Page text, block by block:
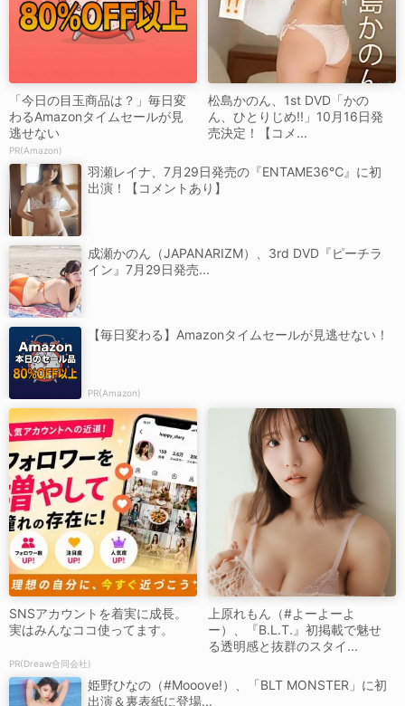
「今日の目玉商品は？」毎日変
わるAmazonタイムセールが見
逃せない
PR(Amazon)
松島かのん、1st DVD「かの
ん、ひとりじめ!!」10月16日発
売決定！【コメ...
羽瀬レイナ、7月29日発売の『ENTAME36℃』に初
出演！【コメントあり】
成瀬かのん（JAPANARIZM）、3rd DVD『ピーチラ
イン』7月29日発売...
【毎日変わる】Amazonタイムセールが見逃せない！
PR(Amazon)
SNSアカウントを着実に成長。
実はみんなココ使ってます。
PR(Dreaw合同会社)
上原れもん（#よーよーよ
ー）、『B.L.T.』初掲載で魅せ
る透明感と抜群のスタイ...
姫野ひなの（#Mooove!）、「BLT MONSTER」に初
出演＆裏表紙に登場...